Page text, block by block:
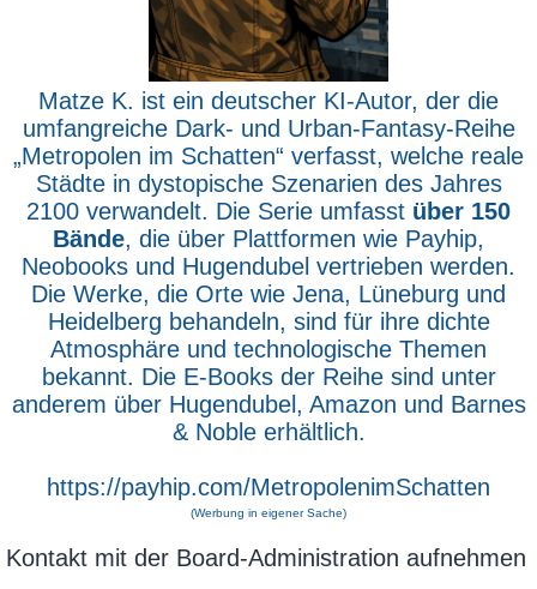
Matze K. ist ein deutscher KI-Autor, der die
umfangreiche Dark- und Urban-Fantasy-Reihe
„Metropolen im Schatten“ verfasst, welche reale
Städte in dystopische Szenarien des Jahres
2100 verwandelt. Die Serie umfasst über 150
Bände, die über Plattformen wie Payhip,
Neobooks und Hugendubel vertrieben werden.
Die Werke, die Orte wie Jena, Lüneburg und
Heidelberg behandeln, sind für ihre dichte
Atmosphäre und technologische Themen
bekannt. Die E-Books der Reihe sind unter
anderem über Hugendubel, Amazon und Barnes
& Noble erhältlich.
https://payhip.com/MetropolenimSchatten
(Werbung in eigener Sache)
Kontakt mit der Board-Administration aufnehmen